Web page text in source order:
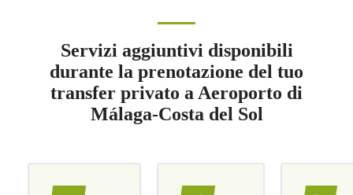
Servizi aggiuntivi disponibili
durante la prenotazione del tuo
transfer privato a Aeroporto di
Málaga-Costa del Sol